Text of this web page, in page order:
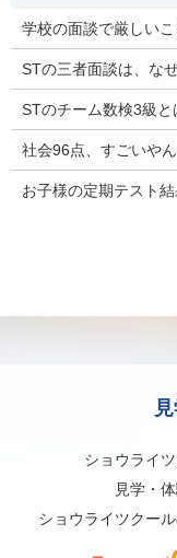
学校の面談で厳しい
STの三者面談は、な
STのチーム数検3級と
社会96点、すごいや
お子様の定期テスト
ショウライ
見学・
ショウライツクー